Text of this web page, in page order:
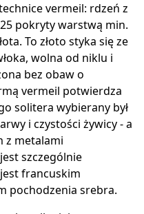
vermeil: rdzeń z
pokryty warstwą min.
To złoto styka się ze
wolna od niklu i
bez obaw o
vermeil potwierdza
solitera wybierany był
i czystości żywicy - a
z metalami
szczególnie
francuskim
pochodzenia srebra.